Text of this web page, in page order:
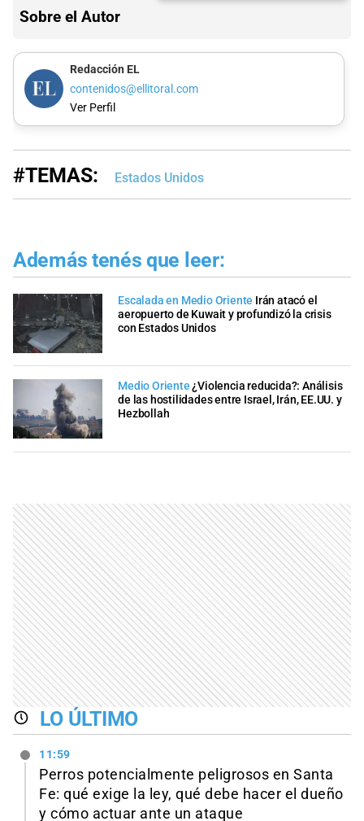
Sobre el Autor
Redacción EL
contenidos@ellitoral.com
Ver Perfil
#TEMAS: Estados Unidos
Además tenés que leer:
Escalada en Medio Oriente Irán atacó el
aeropuerto de Kuwait y profundizó la crisis
con Estados Unidos
Medio Oriente ¿Violencia reducida?: Análisis
de las hostilidades entre Israel, Irán, EE.UU. y
Hezbollah
LO ÚLTIMO
11:59
Perros potencialmente peligrosos en Santa
Fe: qué exige la ley, qué debe hacer el dueño
y cómo actuar ante un ataque